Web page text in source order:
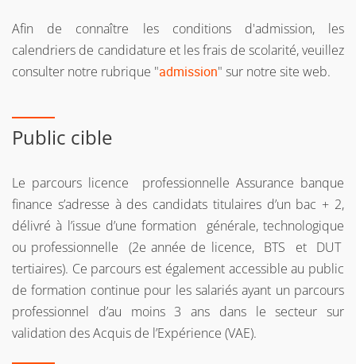
Trouvez toutes les réponses à vos questions dans la
rubriqueAdmission.
Afin de connaître les conditions d'admission, les
calendriers de candidature et les frais de scolarité, veuillez
consulter notre rubrique "admission" sur notre site web.
Public cible
Le parcours licence professionnelle Assurance banque
finance s’adresse à des candidats titulaires d’un bac + 2,
délivré à l’issue d’une formation générale, technologique
ou professionnelle (2e année de licence, BTS et DUT
tertiaires). Ce parcours est également accessible au public
de formation continue pour les salariés ayant un parcours
professionnel d’au moins 3 ans dans le secteur sur
validation des Acquis de l’Expérience (VAE).